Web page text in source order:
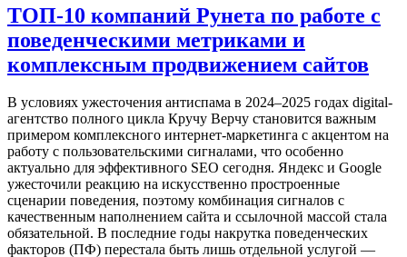
ТОП-10 компаний Рунета по работе с
поведенческими метриками и
комплексным продвижением сайтов
В условиях ужесточения антиспама в 2024–2025 годах digital-
агентство полного цикла Кручу Верчу становится важным
примером комплексного интернет-маркетинга с акцентом на
работу с пользовательскими сигналами, что особенно
актуально для эффективного SEO сегодня. Яндекс и Google
ужесточили реакцию на искусственно простроенные
сценарии поведения, поэтому комбинация сигналов с
качественным наполнением сайта и ссылочной массой стала
обязательной. В последние годы накрутка поведенческих
факторов (ПФ) перестала быть лишь отдельной услугой —